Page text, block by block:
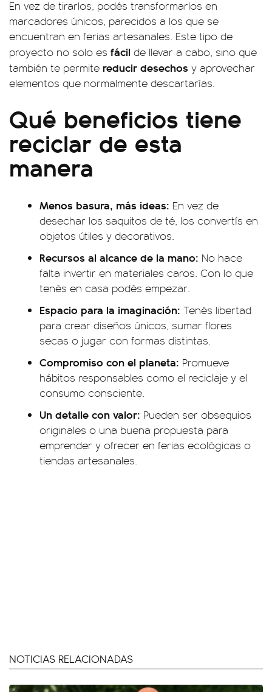
En vez de tirarlos, podés transformarlos en
marcadores únicos, parecidos a los que se
encuentran en ferias artesanales. Este tipo de
proyecto no solo es fácil de llevar a cabo, sino que
también te permite reducir desechos y aprovechar
elementos que normalmente descartarías.
Qué beneficios tiene
reciclar de esta
manera
Menos basura, más ideas: En vez de
desechar los saquitos de té, los convertís en
objetos útiles y decorativos.
Recursos al alcance de la mano: No hace
falta invertir en materiales caros. Con lo que
tenés en casa podés empezar.
Espacio para la imaginación: Tenés libertad
para crear diseños únicos, sumar flores
secas o jugar con formas distintas.
Compromiso con el planeta: Promueve
hábitos responsables como el reciclaje y el
consumo consciente.
Un detalle con valor: Pueden ser obsequios
originales o una buena propuesta para
emprender y ofrecer en ferias ecológicas o
tiendas artesanales.
NOTICIAS RELACIONADAS